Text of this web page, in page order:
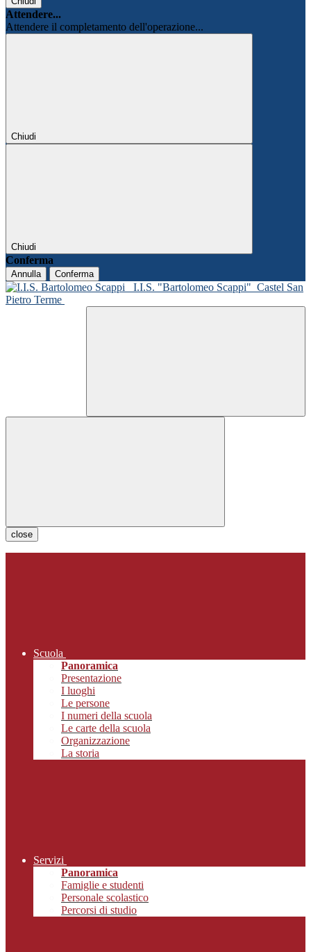
Attendere...
Attendere il completamento dell'operazione...
Chiudi
Chiudi
Conferma
Annulla Conferma
I.I.S. "Bartolomeo Scappi" Castel San
Pietro Terme
close
Scuola
Panoramica
Presentazione
I luoghi
Le persone
I numeri della scuola
Le carte della scuola
Organizzazione
La storia
Servizi
Panoramica
Famiglie e studenti
Personale scolastico
Percorsi di studio